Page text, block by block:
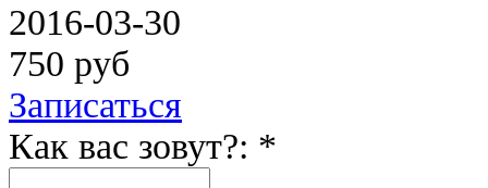
2016-03-30
750 руб
Записаться
Как вас зовут?: *